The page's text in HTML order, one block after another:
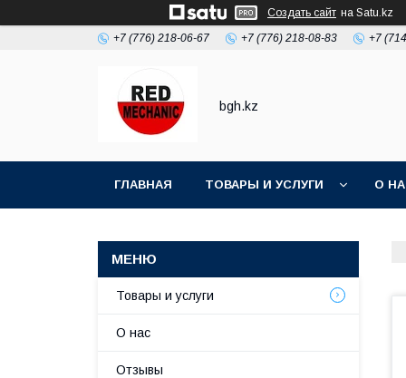
Создать сайт на Satu.kz
+7 (776) 218-06-67 +7 (776) 218-08-83 +7
bgh.kz
ГЛАВНАЯ ТОВАРЫ И УСЛУГИ О
Товары и услуги
О нас
Отзывы